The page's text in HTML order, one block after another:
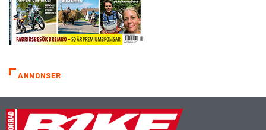
ANNONSER